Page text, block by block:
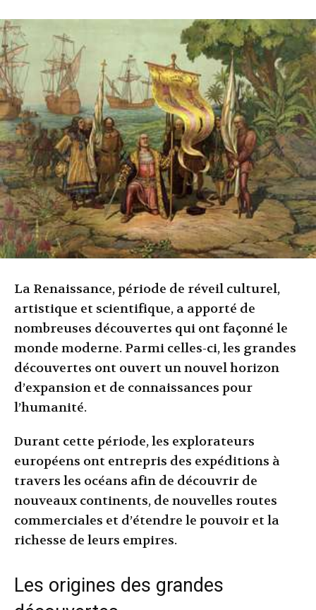
La Renaissance, période de réveil culturel,
artistique et scientifique, a apporté de
nombreuses découvertes qui ont façonné le
monde moderne. Parmi celles-ci, les grandes
découvertes ont ouvert un nouvel horizon
d’expansion et de connaissances pour
l’humanité.
Durant cette période, les explorateurs
européens ont entrepris des expéditions à
travers les océans afin de découvrir de
nouveaux continents, de nouvelles routes
commerciales et d’étendre le pouvoir et la
richesse de leurs empires.
Les origines des grandes